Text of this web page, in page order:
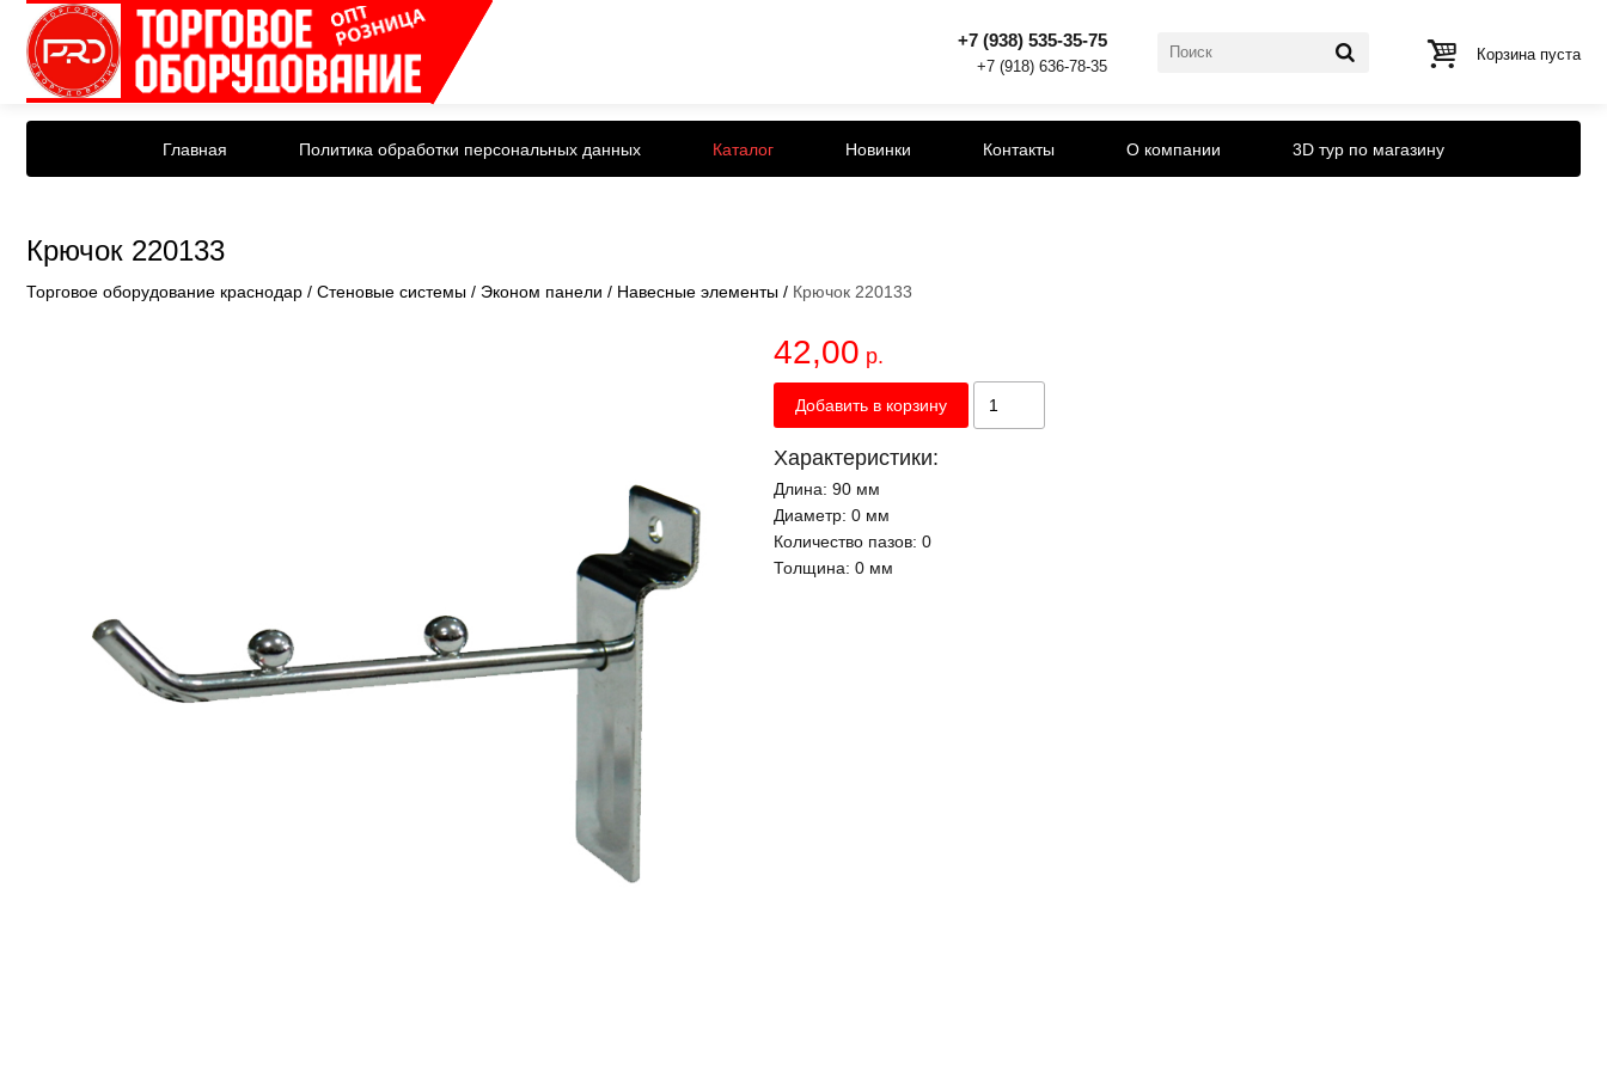
Корзина пуста
+7 (938) 535-35-75
+7 (918) 636-78-35
Главная Политика обработки персональных данных Каталог Новинки Контакты О компании 3D тур по магазину
Крючок 220133
Торговое оборудование краснодар / Стеновые системы / Эконом панели / Навесные элементы / Крючок 220133
42,00 р.
Добавить в корзину
Характеристики:
Длина: 90 мм
Диаметр: 0 мм
Количество пазов: 0
Толщина: 0 мм